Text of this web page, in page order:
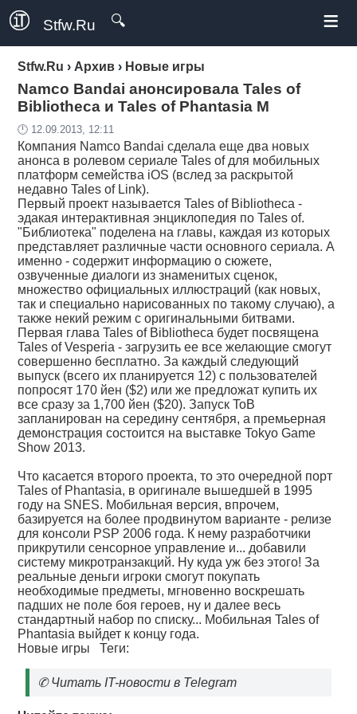
Stfw.Ru 🔍 ≡
Stfw.Ru › Архив › Новые игры
Namco Bandai анонсировала Tales of
Bibliotheca и Tales of Phantasia M
🕛 12.09.2013, 12:11
Компания Namco Bandai сделала еще два новых
анонса в ролевом сериале Tales of для мобильных
платформ семейства iOS (вслед за раскрытой
недавно Tales of Link).
Первый проект называется Tales of Bibliotheca -
эдакая интерактивная энциклопедия по Tales of.
"Библиотека" поделена на главы, каждая из которых
представляет различные части основного сериала. А
именно - содержит информацию о сюжете,
озвученные диалоги из знаменитых сценок,
множество официальных иллюстраций (как новых,
так и специально нарисованных по такому случаю), а
также некий режим с оригинальными битвами.
Первая глава Tales of Bibliotheca будет посвящена
Tales of Vesperia - загрузить ее все желающие смогут
совершенно бесплатно. За каждый следующий
выпуск (всего их планируется 12) с пользователей
попросят 170 йен ($2) или же предложат купить их
все сразу за 1,700 йен ($20). Запуск ToB
запланирован на середину сентября, а премьерная
демонстрация состоится на выставке Tokyo Game
Show 2013.
Что касается второго проекта, то это очередной порт
Tales of Phantasia, в оригинале вышедшей в 1995
году на SNES. Мобильная версия, впрочем,
базируется на более продвинутом варианте - релизе
для консоли PSP 2006 года. К нему разработчики
прикрутили сенсорное управление и... добавили
систему микротранзакций. Ну куда уж без этого! За
реальные деньги игроки смогут покупать
необходимые предметы, мгновенно воскрешать
падших не поле боя героев, ну и далее весь
стандартный набор по списку... Мобильная Tales of
Phantasia выйдет к концу года.
Новые игры Теги:
✆Читать IT-новости в Telegram